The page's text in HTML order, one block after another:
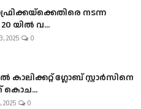
നടന്ന
20 യിൽ വ...
2025 0
കാലിക്കറ്റ് ഗ്ലോബ് സ്റ്റാർസിനെ
കൊച...
2025 0